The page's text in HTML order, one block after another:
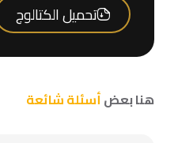
تحميل الكتالوج
هنا بعضأسئلة شائعة